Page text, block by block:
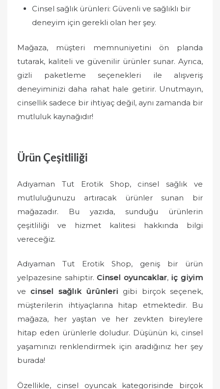
Cinsel sağlık ürünleri: Güvenli ve sağlıklı bir
deneyim için gerekli olan her şey.
Mağaza, müşteri memnuniyetini ön planda
tutarak, kaliteli ve güvenilir ürünler sunar. Ayrıca,
gizli paketleme seçenekleri ile alışveriş
deneyiminizi daha rahat hale getirir. Unutmayın,
cinsellik sadece bir ihtiyaç değil, aynı zamanda bir
mutluluk kaynağıdır!
Ürün Çeşitliliği
Adıyaman Tut Erotik Shop, cinsel sağlık ve
mutluluğunuzu artıracak ürünler sunan bir
mağazadır. Bu yazıda, sunduğu ürünlerin
çeşitliliği ve hizmet kalitesi hakkında bilgi
vereceğiz.
Adıyaman Tut Erotik Shop, geniş bir ürün
yelpazesine sahiptir.Cinsel oyuncaklar, iç giyim
vecinsel sağlık ürünleri gibi birçok seçenek,
müşterilerin ihtiyaçlarına hitap etmektedir. Bu
mağaza, her yaştan ve her zevkten bireylere
hitap eden ürünlerle doludur. Düşünün ki, cinsel
yaşamınızı renklendirmek için aradığınız her şey
burada!
Özellikle, cinsel oyuncak kategorisinde birçok